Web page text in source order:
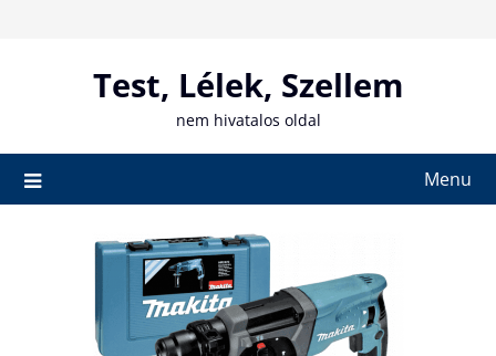
Test, Lélek, Szellem
nem hivatalos oldal
Menu